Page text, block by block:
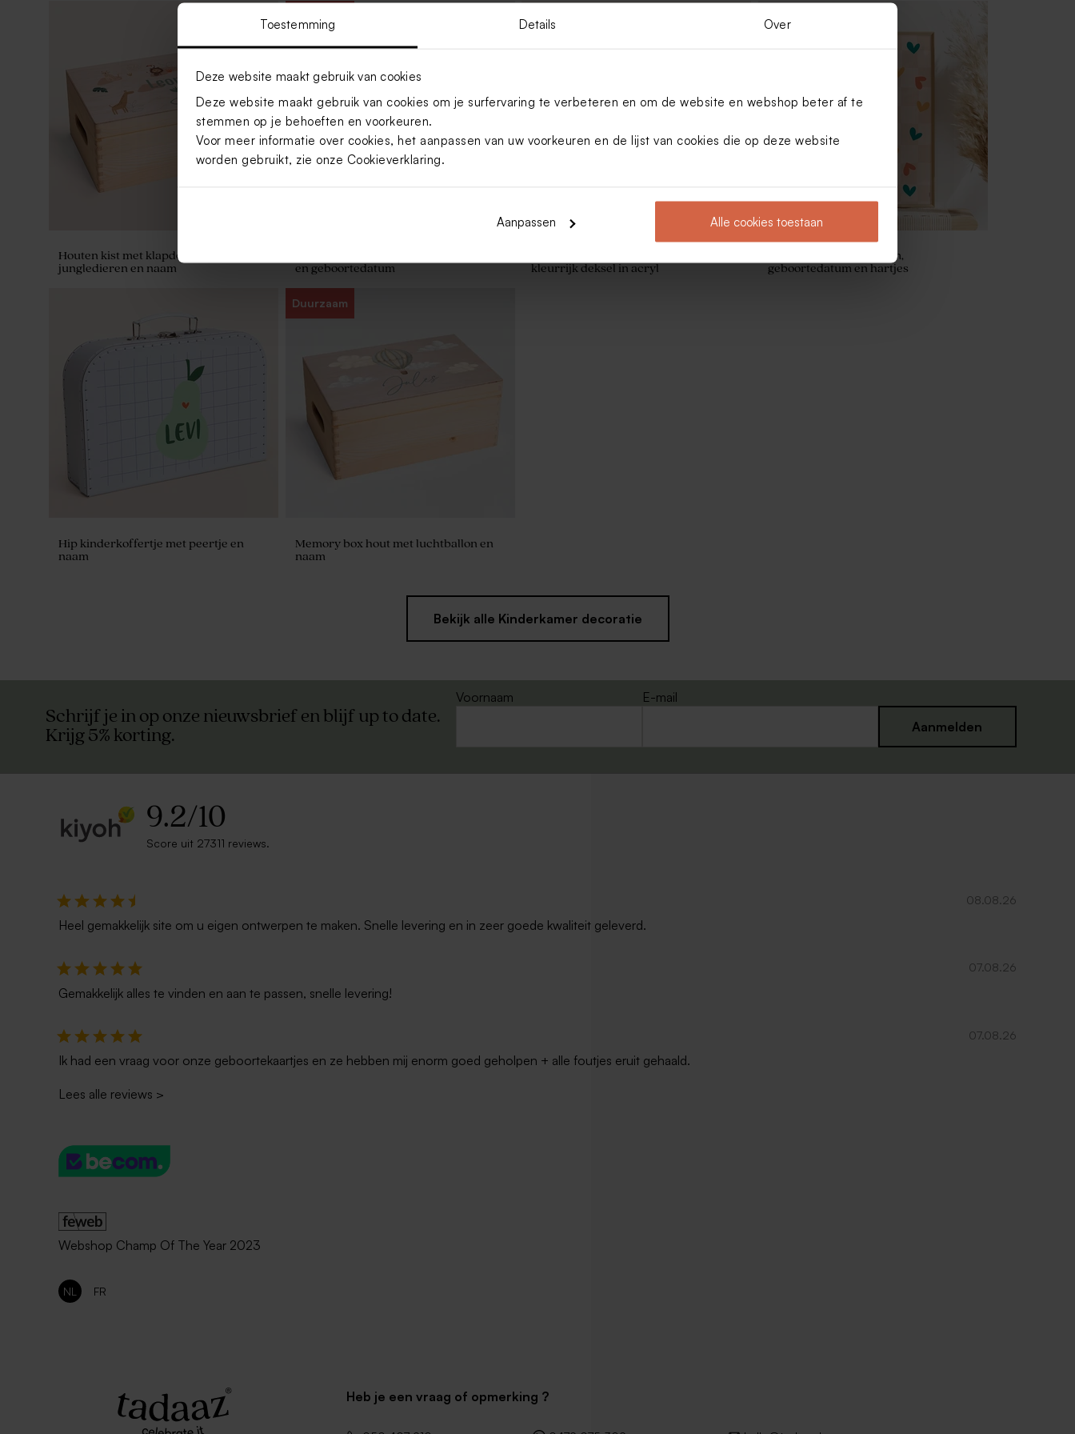
Toestemming Details Over
Deze website maakt gebruik van cookies
Deze website maakt gebruik van cookies om je surfervaring te verbeteren en om de website en webshop beter af te
stemmen op je behoeften en voorkeuren.
Voor meer informatie over cookies, het aanpassen van uw voorkeuren en de lijst van cookies die op deze website
worden gebruikt, zie onze Cookieverklaring.
Aanpassen Alle cookies toestaan
Bellenblaas sticker met leuke kleurtjes
Houten memorybox met kleurrijke
Houten kist met klapdeksel met
jungledieren en naam
en geboortedatum
kleurrijk deksel in acryl
Trendy poster met naam,
geboortedatum en hartjes
Hip kinderkoffertje met peertje en
naam
Duurzaam
Memory box hout met luchtballon en
naam
Bekijk alle Kinderkamer decoratie
Schrijf je in op onze nieuwsbrief en blijf up to date.
Krijg 5% korting.
Voornaam
E-mail
Aanmelden
9.2/10
Score uit 27311 reviews.
08.08.26
Heel gemakkelijk site om u eigen ontwerpen te maken. Snelle levering en in zeer goede kwaliteit geleverd.
07.08.26
Gemakkelijk alles te vinden en aan te passen, snelle levering!
07.08.26
Ik had een vraag voor onze geboortekaartjes en ze hebben mij enorm goed geholpen + alle foutjes eruit gehaald.
Lees alle reviews >
Webshop Champ Of The Year 2023
NL FR
Heb je een vraag of opmerking ?